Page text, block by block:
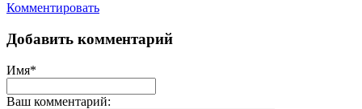
Комментировать
Добавить комментарий
Имя*
Ваш комментарий: